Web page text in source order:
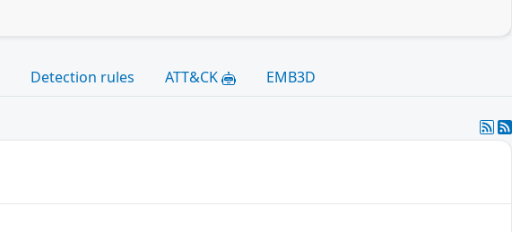
Detection rules ATT&CK EMB3D